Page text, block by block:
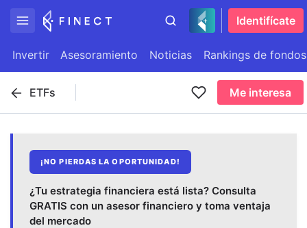
Identifícate
Invertir Asesoramiento Noticias Rankings de fondos
ETFs Me interesa
¡NO PIERDAS LA OPORTUNIDAD!
¿Tu estrategia financiera está lista? Consulta
GRATIS con un asesor financiero y toma ventaja
del mercado